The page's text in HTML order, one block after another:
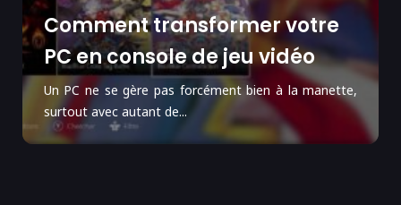
Comment transformer votre
PC en console de jeu vidéo
Un PC ne se gère pas forcément bien à la manette,
surtout avec autant de...